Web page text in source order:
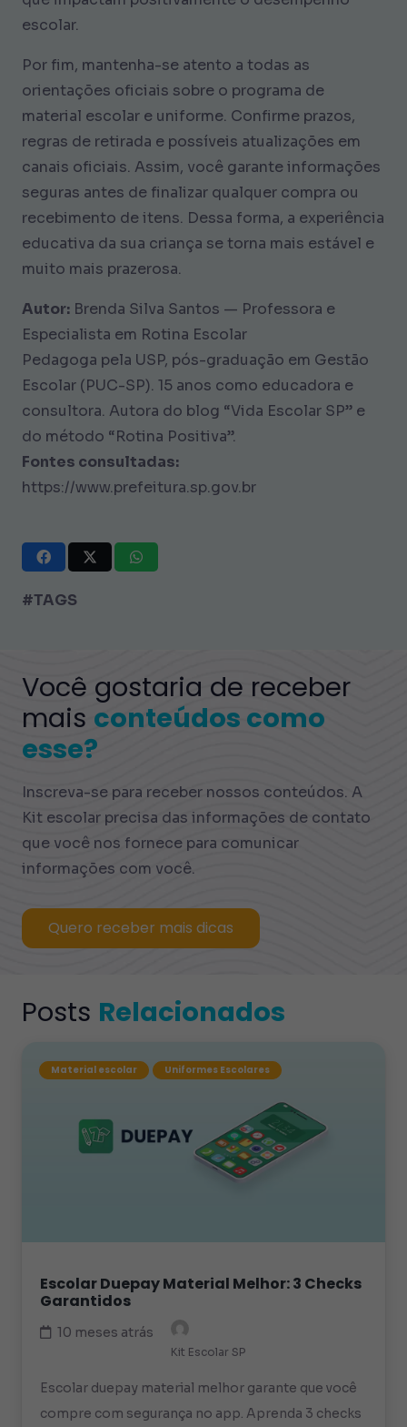
escolar.
Por fim, mantenha-se atento a todas as
orientações oficiais sobre o programa de
material escolar e uniforme. Confirme prazos,
regras de retirada e possíveis atualizações em
canais oficiais. Assim, você garante informações
seguras antes de finalizar qualquer compra ou
recebimento de itens. Dessa forma, a experiência
educativa da sua criança se torna mais estável e
muito mais prazerosa.
Autor: Brenda Silva Santos — Professora e
Especialista em Rotina Escolar
Pedagoga pela USP, pós-graduação em Gestão
Escolar (PUC-SP). 15 anos como educadora e
consultora. Autora do blog “Vida Escolar SP” e
do método “Rotina Positiva”.
Fontes consultadas:
https://www.prefeitura.sp.gov.br
#TAGS
Você gostaria de receber
mais conteúdos como
esse?
Inscreva-se para receber nossos conteúdos. A
Kit escolar precisa das informações de contato
que você nos fornece para comunicar
informações com você.
Quero receber mais dicas
Posts Relacionados
Material escolar Uniformes Escolares
Escolar Duepay Material Melhor: 3 Checks
Garantidos
10 meses atrás
Kit Escolar SP
Escolar duepay material melhor garante que você
compre com segurança no app. Aprenda 3 checks